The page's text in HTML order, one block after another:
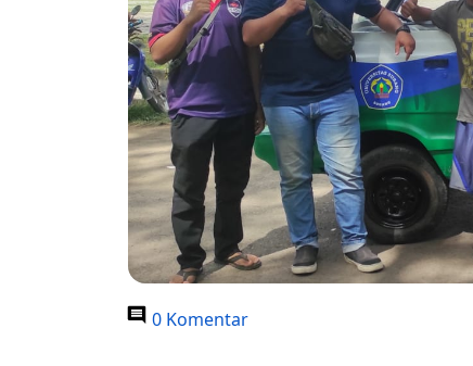
0 Komentar